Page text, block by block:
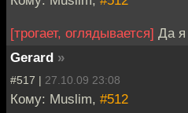
[трогает, оглядывается] Да я
Gerard »
#517 | 27.10.09 23:08
Кому: Muslim, #512